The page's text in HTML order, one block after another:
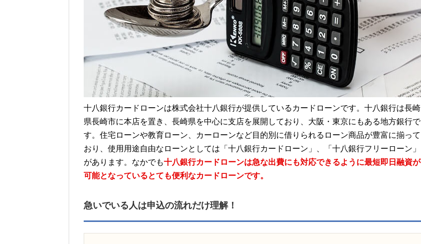
十八銀行カードローンは株式会社十八銀行が提供しているカードローンです。十八銀行は長崎
県長崎市に本店を置き、長崎県を中心に支店を展開しており、大阪・東京にもある地方銀行で
す。住宅ローンや教育ローン、カーローンなど目的別に借りられるローン商品が豊富に揃って
おり、使用用途自由なローンとしては「十八銀行カードローン」、「十八銀行フリーローン」
があります。なかでも十八銀行カードローンは急な出費にも対応できるように最短即日融資が
可能となっているとても便利なカードローンです。
急いでいる人は申込の流れだけ理解！